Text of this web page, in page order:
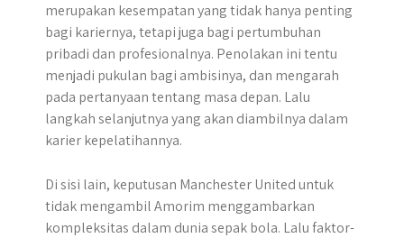
merupakan kesempatan yang tidak hanya penting
bagi kariernya, tetapi juga bagi pertumbuhan
pribadi dan profesionalnya. Penolakan ini tentu
menjadi pukulan bagi ambisinya, dan mengarah
pada pertanyaan tentang masa depan. Lalu
langkah selanjutnya yang akan diambilnya dalam
karier kepelatihannya.
Di sisi lain, keputusan Manchester United untuk
tidak mengambil Amorim menggambarkan
kompleksitas dalam dunia sepak bola. Lalu faktor-